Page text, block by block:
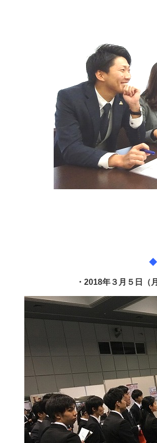
◆
・2018年３月５日